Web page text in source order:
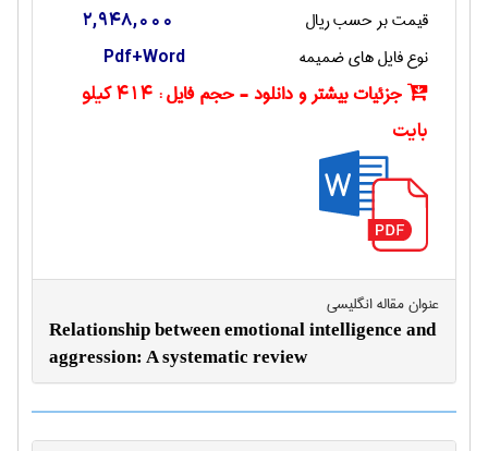
قیمت بر حسب ریال 2,948,000
نوع فایل های ضمیمه Pdf+Word
جزئیات بیشتر و دانلود - حجم فایل :
414 کیلو
بایت
عنوان مقاله انگليسی
Relationship between emotional intelligence and
aggression: A systematic review